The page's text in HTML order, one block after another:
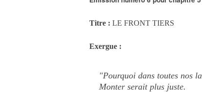
Titre : LEFRONT TIERS
Exergue :
"Pourquoi dans toutes nos
Monter serait plus juste.